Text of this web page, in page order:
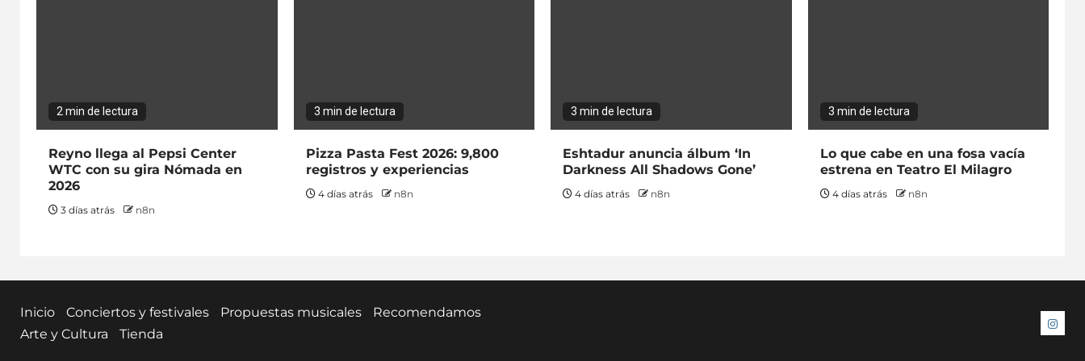
2 min de lectura
Reyno llega al Pepsi Center
WTC con su gira Nómada en
2026
3 días atrás n8n
3 min de lectura
Pizza Pasta Fest 2026: 9,800
registros y experiencias
4 días atrás n8n
3 min de lectura
Eshtadur anuncia álbum ‘In
Darkness All Shadows Gone’
4 días atrás n8n
3 min de lectura
Lo que cabe en una fosa vacía
estrena en Teatro El Milagro
4 días atrás n8n
Inicio Conciertos y festivales Propuestas musicales
Recomendamos
Arte y Cultura
Tienda